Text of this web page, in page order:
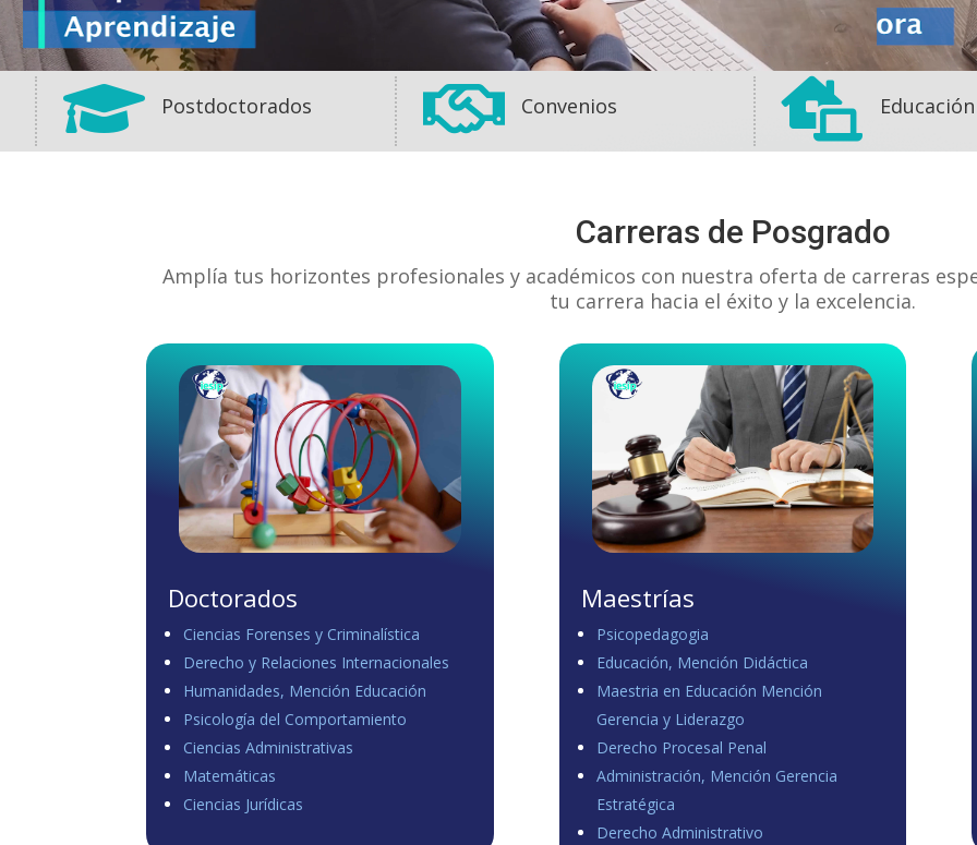
 Postdoctorados  Convenios 
Carreras de Posgrado
Amplía tus horizontes profesionales y académicos con nuestra oferta de carreras
tu carrera hacia el éxito y la excelencia.
Doctorados
Ciencias Forenses y Criminalística
Derecho y Relaciones Internacionales
Humanidades, Mención Educación
Psicología del Comportamiento
Ciencias Administrativas
Matemáticas
Ciencias Jurídicas
Maestrías
Psicopedagogia
Educación, Mención Didáctica
Maestria en Educación Mención
Gerencia y Liderazgo
Derecho Procesal Penal
Administración, Mención Gerencia
Estratégica
Derecho Administrativo